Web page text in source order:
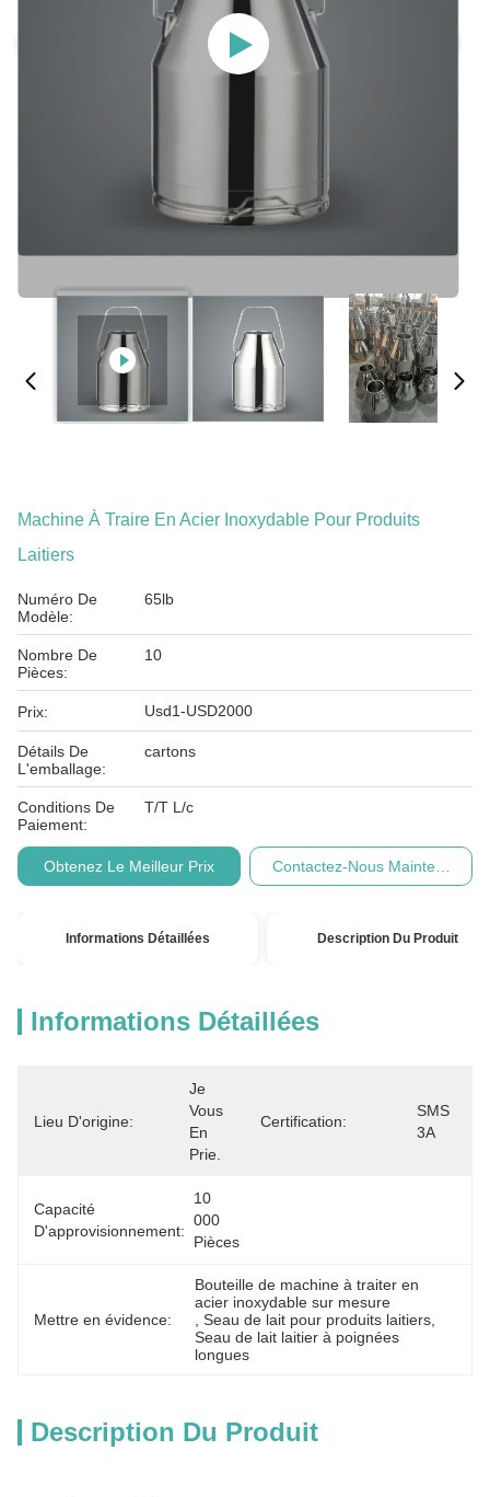
Machine À Traire En Acier Inoxydable Pour Produits
Laitiers
Numéro De
Modèle:
65lb
Nombre De
Pièces:
10
Prix: Usd1-USD2000
Détails De
L'emballage:
cartons
Conditions De
Paiement:
T/T L/c
Obtenez Le Meilleur Prix Contactez-Nous Maintenant
Informations Détaillées Description Du Produit
Informations Détaillées
Lieu D'origine:
Je
Vous
En
Prie.
Certification:
SMS
3A
Capacité
D'approvisionnement:
10
000
Pièces
Mettre en évidence:
Bouteille de machine à traiter en
acier inoxydable sur mesure
, Seau de lait pour produits laitiers
Seau de lait laitier à poignées
longues
Description Du Produit